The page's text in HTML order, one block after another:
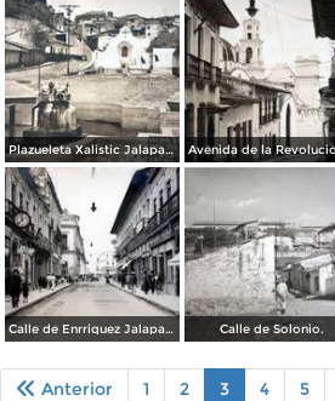
Plazueleta Xalistic Jalapa Veracruz.
Calle de Enrriquez Jalapa Veracruz. Calle de Solonio.
Anterior 1 2 3 4 5